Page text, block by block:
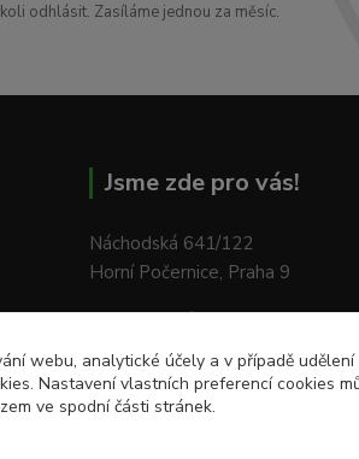
odhlásit. Zasíláme jednou za měsíc.
Jsme zde pro vás!
Náchodská 641/122
Horní Počernice, Praha 9
Pondělí - Pátek:od 9:00 do
Sobota: od 9:00 do 12:00
webu, analytické účely a v případě
Nastavení vlastních preferencí cookies
ve spodní části stránek.